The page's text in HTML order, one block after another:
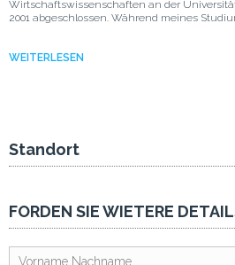
Wirtschaftswissenschaften an der
2001 abgeschlossen. Während meines
WEITERLESEN
Standort
FORDEN SIE WIETERE